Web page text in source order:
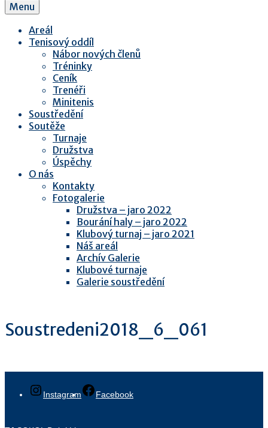
Menu
Areál
Tenisový oddíl
Nábor nových členů
Tréninky
Ceník
Trenéři
Minitenis
Soustředění
Soutěže
Turnaje
Družstva
Úspěchy
O nás
Kontakty
Fotogalerie
Družstva – jaro 2022
Bourání haly – jaro 2022
Klubový turnaj – jaro 2021
Náš areál
Archív Galerie
Klubové turnaje
Galerie soustředění
Soustredeni2018_6_061
Instagram Facebook